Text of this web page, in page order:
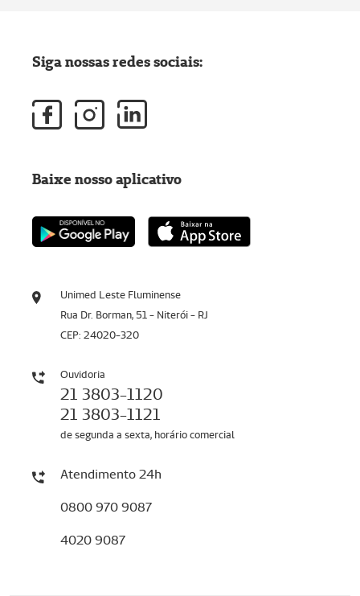
Unimed Leste Fluminense
Rua Dr. Borman, 51 - Niterói - RJ
CEP: 24020-320
Ouvidoria
21 3803-1120
21 3803-1121
de segunda a sexta, horário comercial
Atendimento 24h
0800 970 9087
4020 9087
Siga nossas redes sociais:
Baixe nosso aplicativo